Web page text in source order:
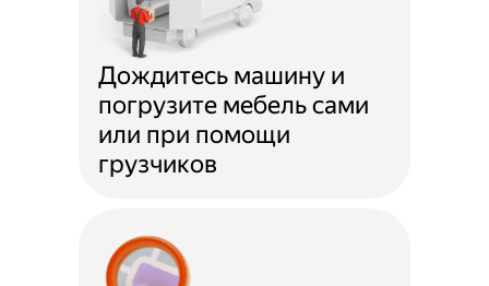
Дождитесь машину и
погрузите мебель сами
или при помощи
грузчиков